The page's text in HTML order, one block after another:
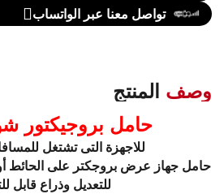
تواصل معنا عبر الواتساب
وصف المنتج
حامل بروجيكتور
للاجهزة التى تشتغل
حامل جهاز عرض بروجكتر على الحائط
للتعديل وذراع قابل